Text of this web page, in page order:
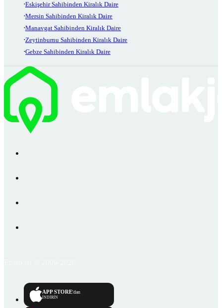
Eskişehir Sahibinden Kiralık Daire
Mersin Sahibinden Kiralık Daire
Manavgat Sahibinden Kiralık Daire
Zeytinburnu Sahibinden Kiralık Daire
Gebze Sahibinden Kiralık Daire
APP STORE'dan
İNDİRİN